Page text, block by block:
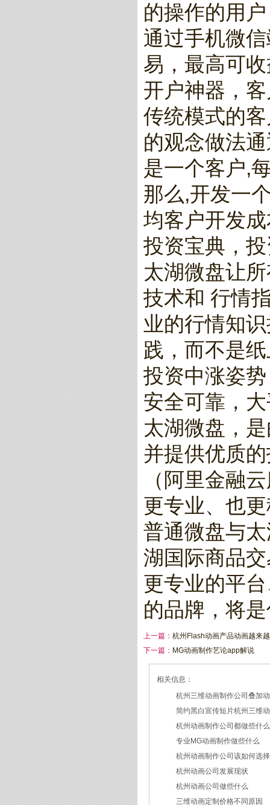
的操作的用
通过手机微
易，最高可
开户神器，
传统模式的
的观念做法
是一个客户,
那么,开发一
均客户开发
投资宝典，
太湖微盘让
技术和 行情
业的行情知
践，而不是
投资中涨姿
安全可靠，
太湖微盘，
并提供优质
（阿里金融
更专业、也
普通微盘与
湖国际商品
更专业的平
的品牌，将
上一篇： 杭州Flash动画产品动画越来
下一篇： MG动画制作艺论app解说
相关信息：
杭州三维动画制作公司叠加
2026/07/27
简约黑白宣传短片杭州三维
2026/07/23
杭州动画制作公司都做些什
2026/03/18
专业MG动画制作做些什么
2026/03/16
杭州动画制作公司该如何选择
2026/03/05
杭州动画公司发展现状
2026/03/03
杭州动画公司做些什么
2026/02/28
三维动画定制价格不同原因